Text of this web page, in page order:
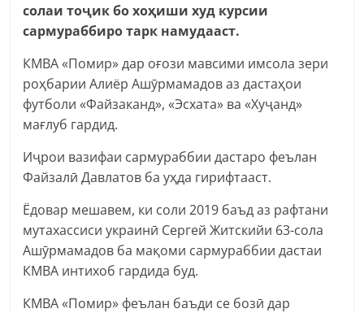
солаи тоҷик бо хоҳиши худ курсии
сармураббиро тарк намудааст.
КМВА «Помир» дар оғози мавсими имсола зери
роҳбарии Алиёр Ашӯрмамадов аз дастаҳои
футболи «Файзаканд», «Эсхата» ва «Хуҷанд»
мағлуб гардид.
Иҷрои вазифаи сармураббии дастаро феълан
Файзалӣ Давлатов ба уҳда гирифтааст.
Ёдовар мешавем, ки соли 2019 баъд аз рафтани
мутахассиси украинӣ Сергей Житскийи 63-сола
Ашӯрмамадов ба мақоми сармураббии дастаи
КМВА интихоб гардида буд.
КМВА «Помир» феълан баъди се бозӣ дар